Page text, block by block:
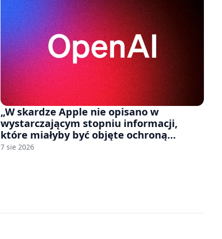
„W skardze Apple nie opisano w
wystarczającym stopniu informacji,
które miałyby być objęte ochroną
tajemnicy handlowej”. OpenAI żąda
7 sie 2026